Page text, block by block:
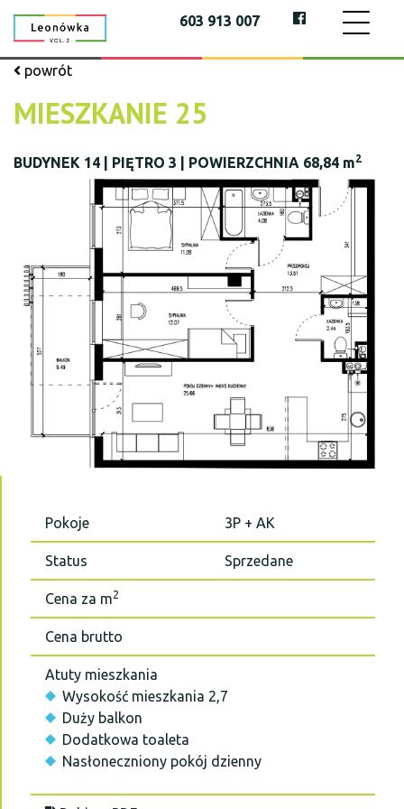
603 913 007
powrót
MIESZKANIE 25
BUDYNEK 14 | PIĘTRO 3 | POWIERZCHNIA 68,84 m2
Pokoje 3P + AK
Status Sprzedane
Cena za m2
Cena brutto
Atuty mieszkania
Wysokość mieszkania 2,7
Duży balkon
Dodatkowa toaleta
Nasłoneczniony pokój dzienny